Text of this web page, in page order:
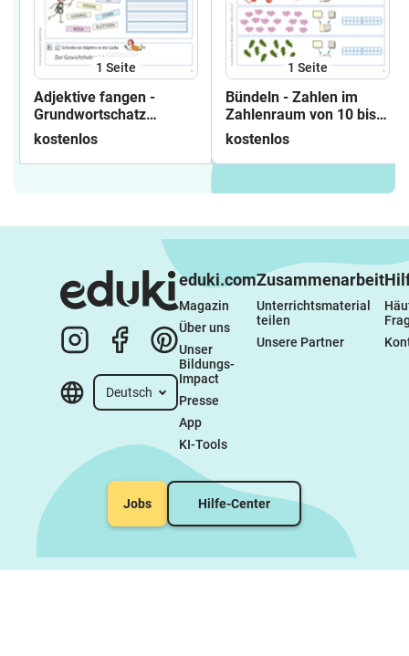
1 Seite
Adjektive fangen -
Grundwortschatz
trainieren
kostenlos
1 Seite
Bündeln - Zahlen im
Zahlenraum von 10 bis
20
kostenlos
Deutsch
eduki.com
Magazin
Über uns
Unser
Bildungs-
Impact
Presse
App
KI-Tools
Zusammenarbeit
Unterrichtsmaterial
teilen
Unsere Partner
Jobs Hilfe-Center